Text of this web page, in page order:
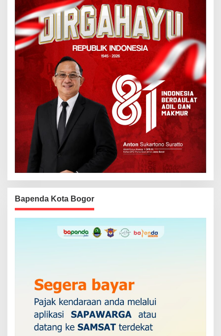
Bapenda Kota Bogor